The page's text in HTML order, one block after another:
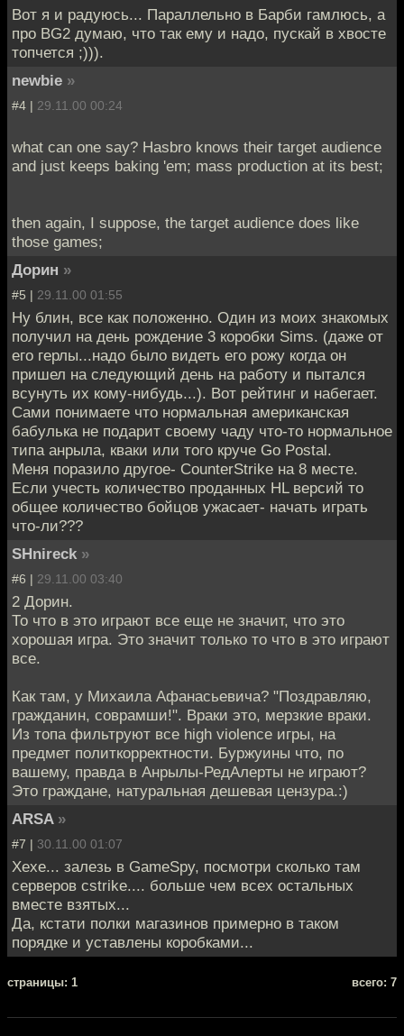
Вот я и радуюсь... Параллельно в Барби гамлюсь, а
про BG2 думаю, что так ему и надо, пускай в хвосте
топчется ;))).
newbie »
#4 | 29.11.00 00:24
what can one say? Hasbro knows their target audience
and just keeps baking 'em; mass production at its best;
then again, I suppose, the target audience does like
those games;
Дорин »
#5 | 29.11.00 01:55
Ну блин, все как положенно. Один из моих знакомых
получил на день рождение 3 коробки Sims. (даже от
его герлы...надо было видеть его рожу когда он
пришел на следующий день на работу и пытался
всунуть их кому-нибудь...). Вот рейтинг и набегает.
Сами понимаете что нормальная американская
бабулька не подарит своему чаду что-то нормальное
типа анрыла, кваки или того круче Go Postal.
Меня поразило другое- СounterStrike на 8 месте.
Если учесть количество проданных HL версий то
общее количество бойцов ужасает- начать играть
что-ли???
SHnireck »
#6 | 29.11.00 03:40
2 Дорин.
То что в это играют все еще не значит, что это
хорошая игра. Это значит только то что в это играют
все.
Как там, у Михаила Афанасьевича? "Поздравляю,
гражданин, соврамши!". Враки это, мерзкие враки.
Из топа фильтруют все high violence игры, на
предмет политкорректности. Буржуины что, по
вашему, правда в Анрылы-РедАлерты не играют?
Это граждане, натуральная дешевая цензура.:)
ARSA »
#7 | 30.11.00 01:07
Хехе... залезь в GameSpy, посмотри сколько там
серверов cstrike.... больше чем всех остальных
вместе взятых...
Да, кстати полки магазинов примерно в таком
порядке и уставлены коробками...
cтраницы: 1 всего: 7